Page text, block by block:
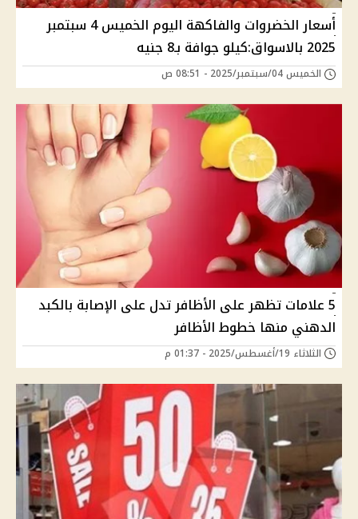
أسعار الخضروات والفاكهة اليوم الخميس 4 سبتمبر
2025 بالاسواق:كيلو جوافة بـ8 جنيه
الخميس 04/سبتمبر/2025 - 08:51 ص
5 علامات تظهر على الأظافر تدل على الإصابة بالكبد
الدهني منها خطوط الأظافر
الثلاثاء 19/أغسطس/2025 - 01:37 م